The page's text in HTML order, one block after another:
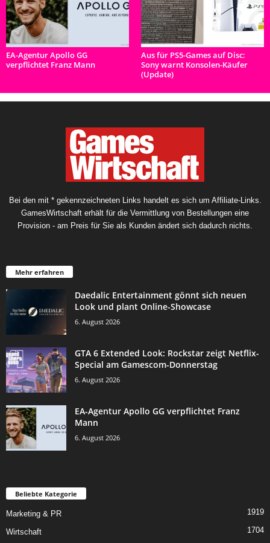
EA-Agentur Apollo GG
verpflichtet Franz Mann
Aus für PS5-Games auf Disc:
Sony warnt Konsolen-Käufer
(Update)
Bei den mit * gekennzeichneten Links handelt es sich um Affiliate-Links.
GamesWirtschaft erhält für die Vermittlung von Bestellungen eine
Provision - am Preis für Sie als Kunden ändert sich dadurch nichts.
Mehr erfahren
Daedalic Entertainment gönnt sich neuen
Look und plant Online-Showcase
6. August 2026
GTA 6 Extended Look: Rockstar zeigt Netflix-
Special am Gamescom-Donnerstag
6. August 2026
EA-Agentur Apollo GG verpflichtet Franz
Mann
6. August 2026
Beliebte Kategorie
Marketing & PR 1919
Wirtschaft 1704